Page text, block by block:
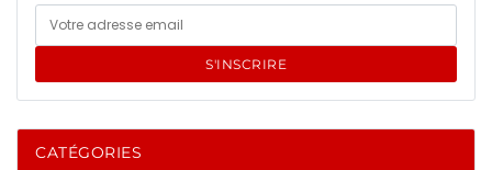
S'INSCRIRE
CATÉGORIES